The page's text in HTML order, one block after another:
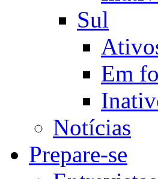
Sul
Em
Notícias
Prepare-se